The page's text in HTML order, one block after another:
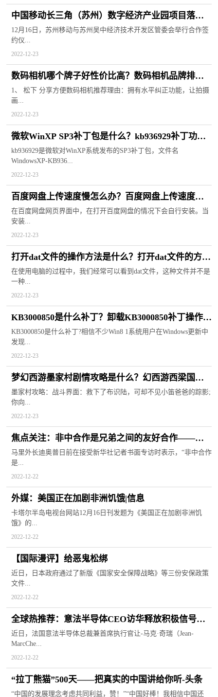
中国移动长三角（苏州）数字经济产业园项目落户
吴中
12月16日，苏州移动与苏州吴中经济技术开发区管委会举行合作签
约仪...
2022-12-23
数码相机哪个牌子好性价比高？数码相机品牌排行
榜前十名
1、 松下 分享方便数码相机推荐理由：拥有水平纠正功能，让拍摄
画...
2022-12-23
微软WinXP SP3补丁包是什么？kb936929补丁功能
介绍
kb936929是微软对WinXP系统发布的SP3补丁包，文件名
WindowsXP-KB936...
2022-12-23
百度网盘上传速度慢怎么办？百度网盘上传速度慢
的解决步骤
在百度网盘网页界面中，在打开百度网盘的情况下会自行安装。当
安装...
2022-12-23
打开dat文件的操作方法是什么？打开dat文件的方法
技巧
在使用电脑的过程中，我们经常可以看到dat文件，这种文件并不是
一种...
2022-12-23
KB3000850是什么补丁？卸载KB3000850补丁操作说
明
KB3000850是什么补丁?相信不少Win8 1系统用户在Windows更新中
发现...
2022-12-23
梦幻西游墨家村剧情攻略是什么？幻西游西梁国剧
情攻略
墨家村攻略：战斗界面：救下了布识陆，可却不见小笛爸爸的踪影;
你向...
2022-12-23
焦点关注：非中合作是兄弟之间的友好合作——访
马里外长迪奥普
马里外长迪奥普日前在接受新华社记者书面专访时表示，“非中合作
是...
2022-12-22
外媒：美国正在加剧非洲饥饿|信息
卡塔尔半岛电视台网站12月16日刊发题为《美国正在加剧非洲饥
饿》的...
2022-12-22
【国际漫评】给恶鬼松绑
近日，日本政府通过了新版《国家安全保障战略》等三份安保政策
文件...
2022-12-22
全球热推荐：意法半导体CEO访华释放积极信号
——中国市场具有强大吸引力
近日，法国意法半导体总裁兼首席执行官让-马克·奇瑞（Jean-
MarcChe...
2022-12-22
“拉丁熊猫”500天——把真实的中国讲给你听-头条
“中国的发展理念考虑共同利益，赞！”“中国好棒！我相信中国还